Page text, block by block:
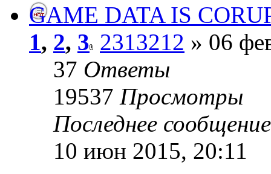
GAME DATA IS
1, 2, 3 2313212 » 06
37 Ответы
19537 Просмотры
Последнее
10 июн 2015, 20:11